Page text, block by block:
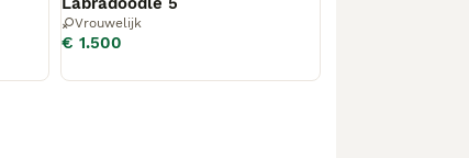
Vrouwelijk
€ 1.500